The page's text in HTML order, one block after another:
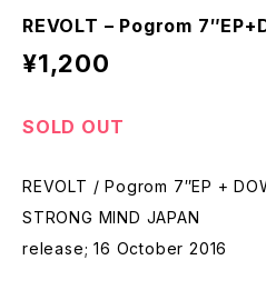
REVOLT – Pogrom
¥1,200
SOLD OUT
REVOLT / Pogrom 7″EP +
STRONG MIND JAPAN
release; 16 October 2016